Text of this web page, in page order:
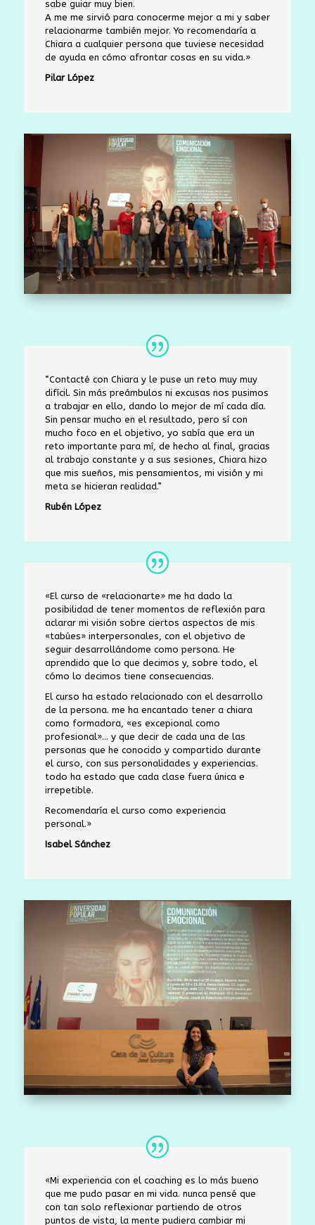
sabe guiar muy bien.
A me me sirvió para conocerme mejor a mi y saber
relacionarme también mejor. Yo recomendaría a
Chiara a cualquier persona que tuviese necesidad
de ayuda en cómo afrontar cosas en su vida.»
Pilar López
“Contacté con Chiara y le puse un reto muy muy
difícil. Sin más preámbulos ni excusas nos pusimos
a trabajar en ello, dando lo mejor de mí cada día.
Sin pensar mucho en el resultado, pero sí con
mucho foco en el objetivo, yo sabía que era un
reto importante para mí, de hecho al final, gracias
al trabajo constante y a sus sesiones, Chiara hizo
que mis sueños, mis pensamientos, mi visión y mi
meta se hicieran realidad.”
Rubén López
«El curso de «relacionarte» me ha dado la
posibilidad de tener momentos de reflexión para
aclarar mi visión sobre ciertos aspectos de mis
«tabúes» interpersonales, con el objetivo de
seguir desarrollándome como persona. He
aprendido que lo que decimos y, sobre todo, el
cómo lo decimos tiene consecuencias.
El curso ha estado relacionado con el desarrollo
de la persona. me ha encantado tener a chiara
como formadora, «es excepional como
profesional»… y que decir de cada una de las
personas que he conocido y compartido durante
el curso, con sus personalidades y experiencias.
todo ha estado que cada clase fuera única e
irrepetible.
Recomendaría el curso como experiencia
personal.»
Isabel Sánchez
«Mi experiencia con el coaching es lo más bueno
que me pudo pasar en mi vida. nunca pensé que
con tan solo reflexionar partiendo de otros
puntos de vista, la mente pudiera cambiar mi